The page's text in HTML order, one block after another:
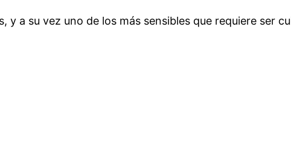
y a su vez uno de los más sensibles que requiere ser